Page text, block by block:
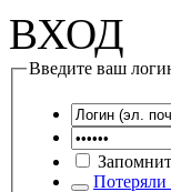
ВХОД
Введите ваш
Потеряли